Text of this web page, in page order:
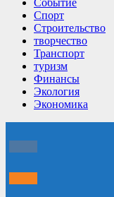
Событие
Спорт
Строительство
творчество
Транспорт
туризм
Финансы
Экология
Экономика